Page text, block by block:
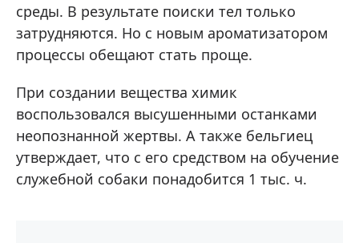
среды. В результате поиски тел только
затрудняются. Но с новым ароматизатором
процессы обещают стать проще.
При создании вещества химик
воспользовался высушенными останками
неопознанной жертвы. А также бельгиец
утверждает, что с его средством на обучение
служебной собаки понадобится 1 тыс. ч.